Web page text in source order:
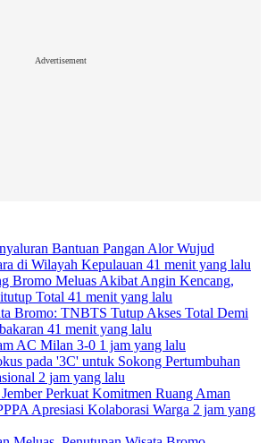
Advertisement
Bantuan Pangan Alor Wujud
di Wilayah Kepulauan 41 menit yang lalu
Bromo Meluas Akibat Angin Kencang,
Total 41 menit yang lalu
Bromo: TNBTS Tutup Akses Total Demi
41 menit yang lalu
AC Milan 3-0 1 jam yang lalu
pada '3C' untuk Sokong Pertumbuhan
2 jam yang lalu
Perkuat Komitmen Ruang Aman
Apresiasi Kolaborasi Warga 2 jam yang